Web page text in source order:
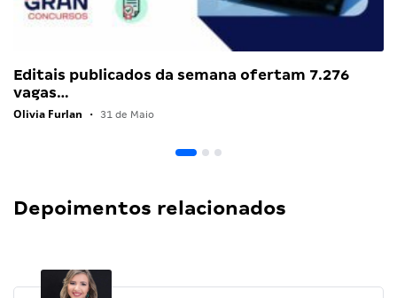
Editais publicados da semana ofertam 7.276
vagas…
Olivia Furlan • 31 de Maio
Depoimentos relacionados